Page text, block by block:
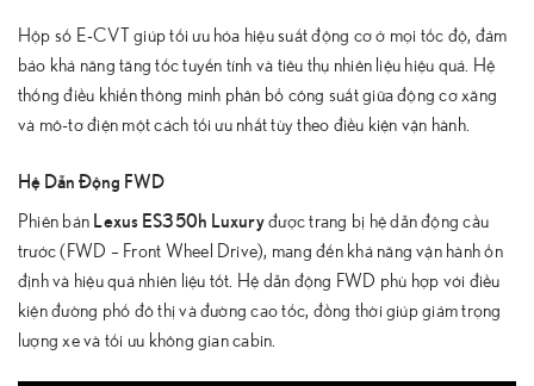
Hộp số E-CVT giúp tối ưu hóa hiệu suất động cơ ở mọi tốc độ, đảm
bảo khả năng tăng tốc tuyến tính và tiêu thụ nhiên liệu hiệu quả. Hệ
thống điều khiển thông minh phân bổ công suất giữa động cơ xăng
và mô-tơ điện một cách tối ưu nhất tùy theo điều kiện vận hành.
Hệ Dẫn Động FWD
Phiên bản Lexus ES350h Luxuryđược trang bị hệ dẫn động cầu
trước (FWD – Front Wheel Drive), mang đến khả năng vận hành ổn
định và hiệu quả nhiên liệu tốt. Hệ dẫn động FWD phù hợp với điều
kiện đường phố đô thị và đường cao tốc, đồng thời giúp giảm trọng
lượng xe và tối ưu không gian cabin.